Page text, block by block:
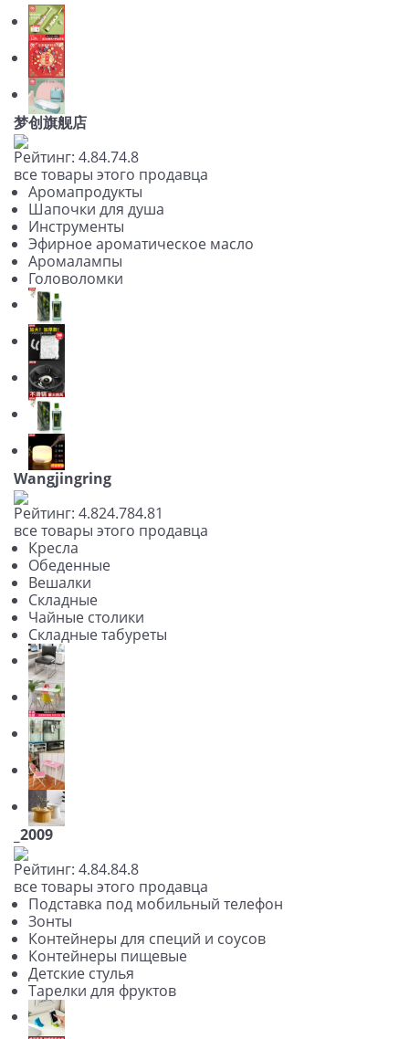
梦创旗舰店
Рейтинг: 4.84.74.8
все товары этого продавца
Аромапродукты
Шапочки для душа
Инструменты
Эфирное ароматическое масло
Аромалампы
Головоломки
Wangjingring
Рейтинг: 4.824.784.81
все товары этого продавца
Кресла
Обеденные
Вешалки
Складные
Чайные столики
Складные табуреты
_2009
Рейтинг: 4.84.84.8
все товары этого продавца
Подставка под мобильный телефон
Зонты
Контейнеры для специй и соусов
Контейнеры пищевые
Детские стулья
Тарелки для фруктов